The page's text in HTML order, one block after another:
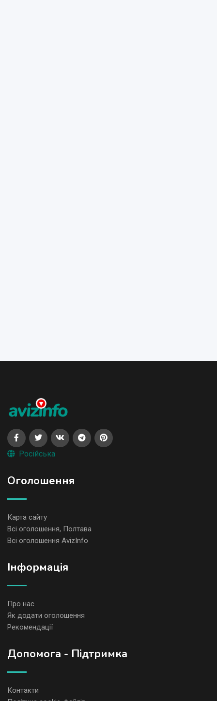
Російська
Оголошення
Карта сайту
Всі оголошення, Полтава
Всі оголошення AvizInfo
Iнформація
Про нас
Як додати оголошення
Рекомендації
Допомога - Підтримка
Контакти